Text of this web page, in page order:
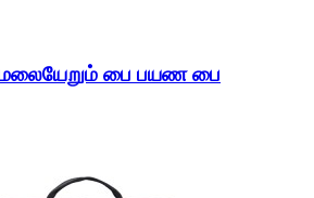
பை பயண பை